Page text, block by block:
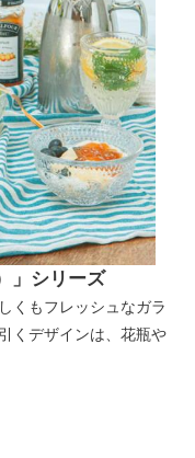
」シリーズ
くもフレッシュなガラ
くデザインは、花瓶や